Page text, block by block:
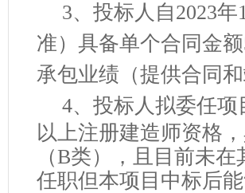
3、 投标人 自2023年
准） 具备单个合同金额
承包业绩 （提供合同
4、投标人拟委任项
以上注册建造师资格
（B类），且目前未在
任职但本项目中标后